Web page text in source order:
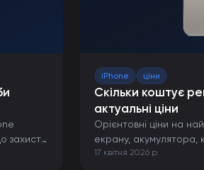
захисту
iPhone ціни
Скільки коштує
актуальні ціни
Орієнтовні ціни на
екрану, акумулятора,
iPhone.
17 квітня 2026 р.